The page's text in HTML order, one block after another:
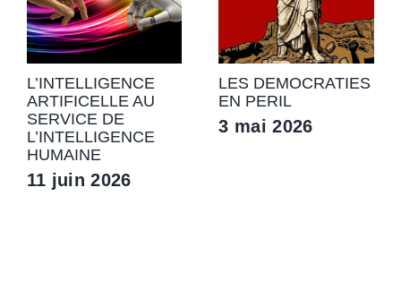
L’INTELLIGENCE
ARTIFICELLE AU
SERVICE DE
L’INTELLIGENCE
HUMAINE
11 juin 2026
LES DEMOCRATIES
EN PERIL
3 mai 2026